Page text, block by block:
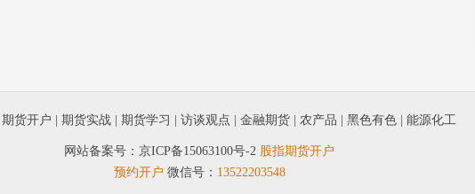
期货开户 期货实战 期货学习 访谈观点 金融期货 农产品 黑色有色 能源化工
网站备案号： 京ICP备15063100号-2 股指期货开户
预约开户 微信号： 13522203548